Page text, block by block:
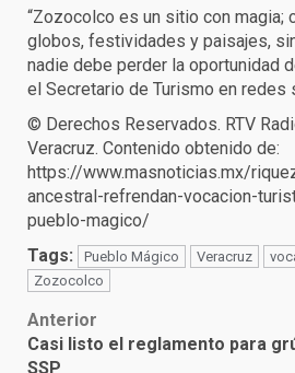
“Zozocolco es un sitio con magia;
globos, festividades y paisajes,
nadie debe perder la oportunidad
el Secretario de Turismo en redes
© Derechos Reservados. RTV
Veracruz. Contenido obtenido de:
https://www.masnoticias.mx/
ancestral-refrendan-vocacion-
pueblo-magico/
Tags:
Pueblo Mágico Veracruz
Zozocolco
Post
navigation
Anterior
Casi listo el reglamento para
SSP